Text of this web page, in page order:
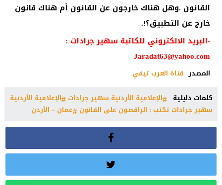
القانون .وهل هناك خارجون عن القانون أم هناك قانون
خارج عن التطبيق؟!.
-البريد الالكتروني للكاتبة سهير جرادات :
Jaradat63@yahoo.com
المصدر قناة العرب تيفي
كلمات دليلية
الإعلامية الأردنية سهير جرادات الإعلامية الأردنية
سهير جرادات تكتب : الراقصون على القانون عمان – الأردن